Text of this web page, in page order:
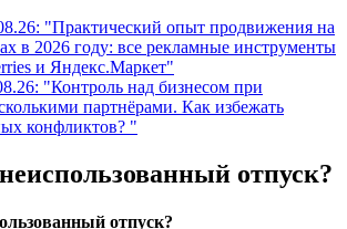
"Практический опыт продвижения на
в 2026 году: все рекламные инструменты
и Яндекс.Маркет"
"Контроль над бизнесом при
партнёрами. Как избежать
конфликтов? "
отпуск?
отпуск?